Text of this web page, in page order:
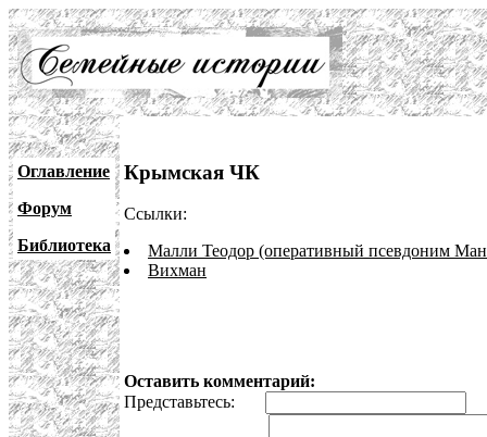
Оглавление
Форум
Библиотека
Крымская ЧК
Ссылки:
Малли Теодор (оперативный псевдоним
Вихман
Оставить комментарий:
Представьтесь: